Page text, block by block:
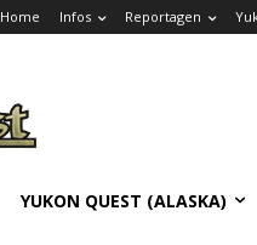
Home Infos Reportagen
YUKON QUEST (ALASKA)